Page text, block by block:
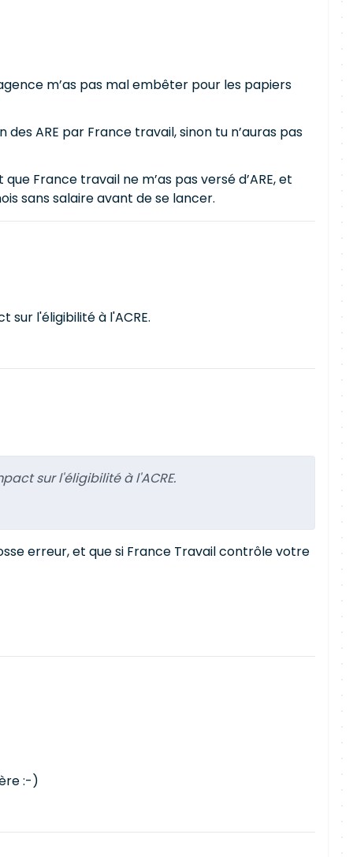
m’as pas mal embêter pour les papiers
ARE par France travail, sinon tu n’auras pas
France travail ne m’as pas versé d’ARE, et
sans salaire avant de se lancer.
l'éligibilité à l'ACRE.
sur l'éligibilité à l'ACRE.
erreur, et que si France Travail contrôle votre
:-)